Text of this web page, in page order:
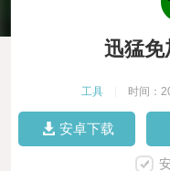
迅猛免
工具 时间：
安卓下载